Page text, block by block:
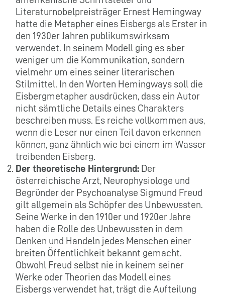
Literaturnobelpreisträger Ernest Hemingway
hatte die Metapher eines Eisbergs als Erster in
den 1930er Jahren publikumswirksam
verwendet. In seinem Modell ging es aber
weniger um die Kommunikation, sondern
vielmehr um eines seiner literarischen
Stilmittel. In den Worten Hemingways soll die
Eisbergmetapher ausdrücken, dass ein Autor
nicht sämtliche Details eines Charakters
beschreiben muss. Es reiche vollkommen aus,
wenn die Leser nur einen Teil davon erkennen
können, ganz ähnlich wie bei einem im Wasser
treibenden Eisberg.
Der theoretische Hintergrund: Der
österreichische Arzt, Neurophysiologe und
Begründer der Psychoanalyse Sigmund Freud
gilt allgemein als Schöpfer des Unbewussten.
Seine Werke in den 1910er und 1920er Jahre
haben die Rolle des Unbewussten in dem
Denken und Handeln jedes Menschen einer
breiten Öffentlichkeit bekannt gemacht.
Obwohl Freud selbst nie in keinem seiner
Werke oder Theorien das Modell eines
Eisbergs verwendet hat, trägt die Aufteilung